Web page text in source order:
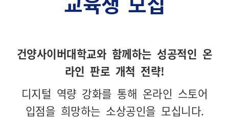
건양사이버대학교와 함께하는 성공적인 온
라인 판로 개척 전략!
디지털 역량 강화를 통해 온라인 스토어
입점을 희망하는 소상공인을 모십니다.